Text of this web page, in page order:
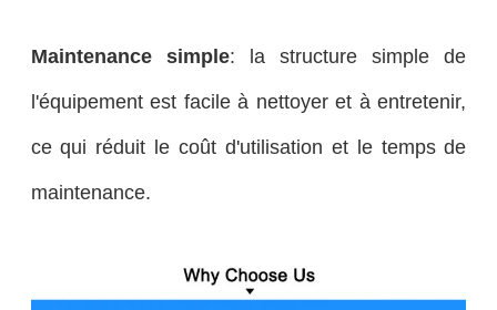
Maintenance simple: la structure simple de
l'équipement est facile à nettoyer et à entretenir,
ce qui réduit le coût d'utilisation et le temps de
maintenance.